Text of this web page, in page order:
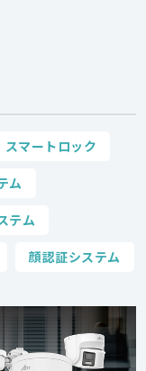
スマートロック
ム
テム
顔認証システム